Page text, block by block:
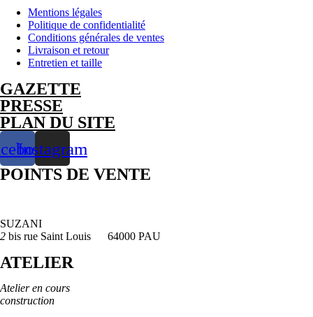
Braille
Plata
Mentions légales
Politique de confidentialité
Conditions générales de ventes
Livraison et retour
Entretien et taille
GAZETTE
PRESSE
PLAN DU SITE
Instagram
POINTS DE VENTE
SUZANI
2 bis rue Saint Louis 64000 PAU
ATELIER
Atelier en cours
construction